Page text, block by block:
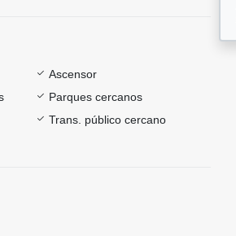
Ascensor
Parques cercanos
Trans. público cercano